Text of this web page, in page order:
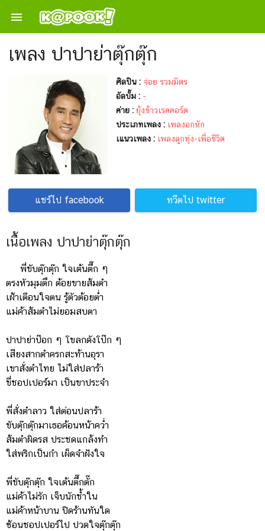

เพลง ปาปาย่าตุ๊กตุ๊ก
ศิลปิน : จ่อย รวมมิตร
อัลบั้ม : -
ค่าย : ยุ้งข้าวเรคคอร์ด
ประเภทเพลง : เพลงอกหัก
เแนวเพลง : เพลงลูกทุ่ง-เพื่อชีวิต
แชร์ไป facebook ทวีตไป twitter
เนื้อเพลง ปาปาย่าตุ๊กตุ๊ก
พี่ขับตุ๊กตุ๊ก ใจเต้นตึ๊ก ๆ
ตรงหัวมุมตึก ต้อยขายส้มตำ
เฝ้าเตือนใจตน รู้ตัวต้อยต่ำ
แม่ค้าส้มตำไม่ยอมสบตา
ปาปาย่าป๊อก ๆ โขลกดังโป๊ก ๆ
เสียงสากตำครกสะท้านอุรา
เขาสั่งตำไทย ไม่ใส่ปลาร้า
ขี่ชอปเปอร์มา เป็นขาประจำ
พี่สั่งตำลาว ใส่ต่อนปลาร้า
ขับตุ๊กตุ๊กมาเธอค้อนหน้าคว่ำ
ส้มตำผิดรส ประชดแกล้งทำ
ใส่พริกเป็นกำ เผ็ดจำฝังใจ
พี่ขับตุ๊กตุ๊ก ใจเต้นตึ๊กตั๊ก
แม่ค้าไม่รัก เจ็บนักช้ำใน
แม่ค้าหน้าบาน ปิดร้านทันใด
ซ้อนชอปเปอร์ไป ปวดใจตุ๊กตุ๊ก